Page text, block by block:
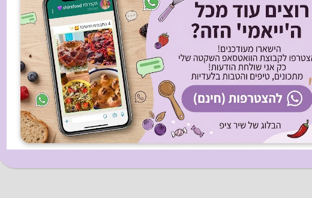
https://
10 דקות סופר קל 4 מנות ארוחת צהריים